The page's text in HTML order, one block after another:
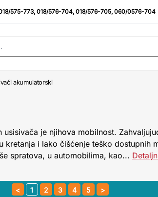
575-773,018/576-704,018/576-705,060/0576-704
akumulatorski
je njihova mobilnost.
kretanja i lako čišćenje teško dostupnih
spratova, u automobilima, kao...
1 2 3 4 5